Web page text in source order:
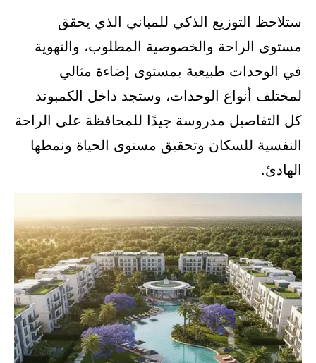
ستلاحظ التوزيع الذكي للمباني الذي يحقق
مستوى الراحة والخصوصية المطلوب، والتهوية
في الوحدات طبيعية بمستوى إضاءة مثالي
لمختلف أنواع الوحدات، وستجد داخل الكمبوند
كل التفاصيل مدروسة جيدًا للمحافظة على الراحة
النفسية للسكان وتحقيق مستوى الحياة ونمطها
الهادئ.